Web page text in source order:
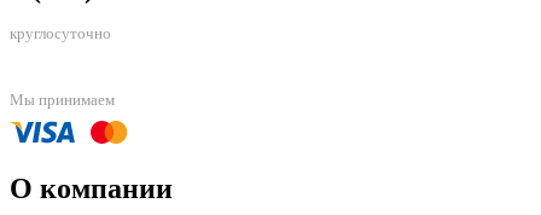
круглосуточно
Мы принимаем
О компании